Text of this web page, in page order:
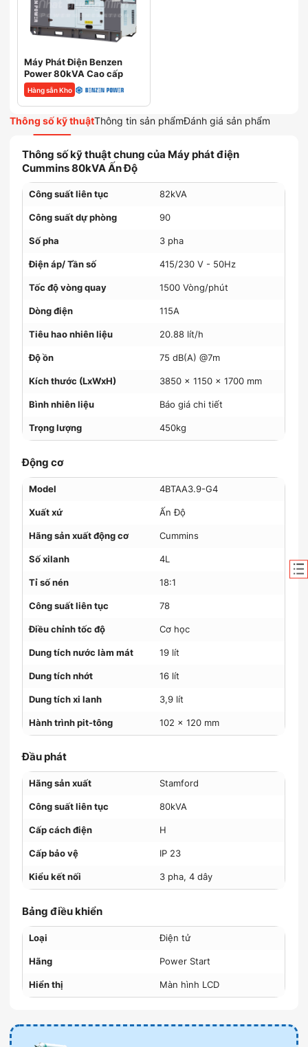
Máy Phát Điện Benzen
Power 80kVA Cao cấp
Hàng sẵn Kho
Thông số kỹ thuậtThông tin sản phẩmĐánh giá sản phẩm
Thông số kỹ thuật chung của Máy phát điện
Cummins 80kVA Ấn Độ
Công suất liên tục 82kVA
Công suất dự phòng 90
Số pha 3 pha
Điện áp/ Tần số 415/230 V - 50Hz
Tốc độ vòng quay 1500 Vòng/phút
Dòng điện 115A
Tiêu hao nhiên liệu 20.88 lít/h
Độ ồn 75 dB(A) @7m
Kích thước (LxWxH) 3850 x 1150 x 1700 mm
Bình nhiên liệu Báo giá chi tiết
Trọng lượng 450kg
Động cơ
Model 4BTAA3.9-G4
Xuất xứ Ấn Độ
Hãng sản xuất động cơ Cummins
Số xilanh 4L
Tỉ số nén 18:1
Công suất liên tục 78
Điều chỉnh tốc độ Cơ học
Dung tích nước làm mát 19 lít
Dung tích nhớt 16 lít
Dung tích xi lanh 3,9 lít
Hành trình pit-tông 102 x 120 mm
Đầu phát
Hãng sản xuất Stamford
Công suất liên tục 80kVA
Cấp cách điện H
Cấp bảo vệ IP 23
Kiểu kết nối 3 pha, 4 dây
Bảng điều khiển
Loại Điện tử
Hãng Power Start
Hiển thị Màn hình LCD